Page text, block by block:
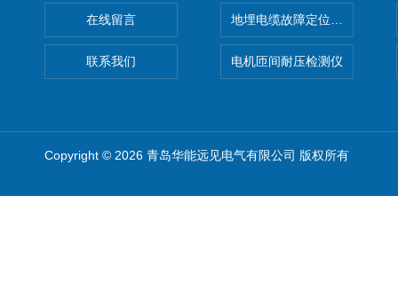
在线留言
联系我们
地埋电缆故障定位仪 地下电
电机匝间耐压检测仪
Copyright © 2026 青岛华能远见电气有限公司 版权所有